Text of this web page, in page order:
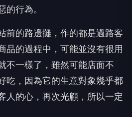
的行為。
前的路邊攤，作的都是過路客
品的過程中，可能並沒有很用
不一樣了，雖然可能店面不
吃，因為它的生意對象幾乎都
人的心，再次光顧，所以一定